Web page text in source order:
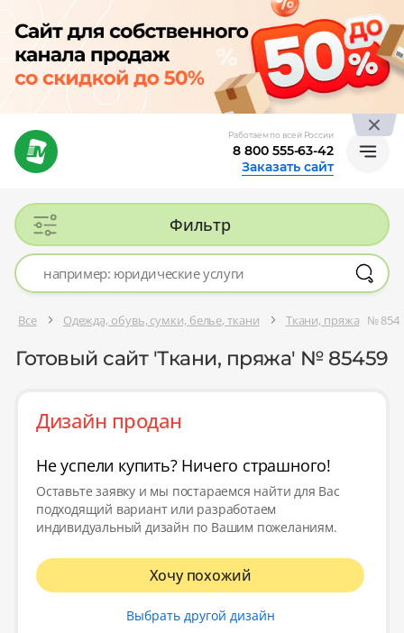
Работаем по всей России
8 800 555-63-42
Заказать сайт
Фильтр
Все Одежда, обувь, сумки, белье, ткани Ткани, пряжа №
Готовый сайт 'Ткани, пряжа' № 85459
Дизайн продан
Не успели купить? Ничего страшного!
Оставьте заявку и мы постараемся найти для Вас
подходящий вариант или разработаем
индивидуальный дизайн по Вашим пожеланиям.
Хочу похожий
Выбрать другой дизайн